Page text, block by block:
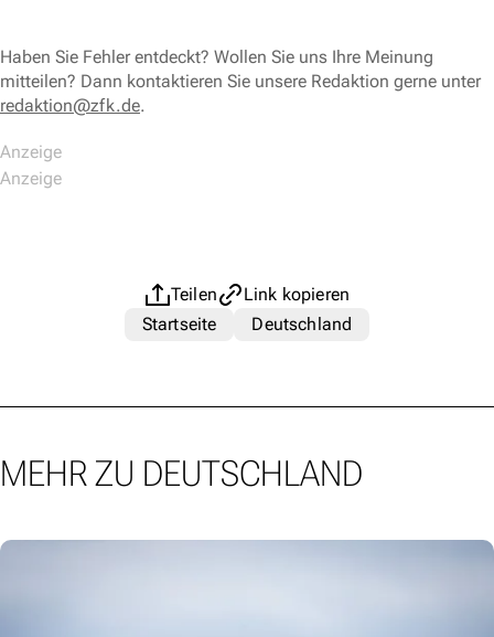
Haben Sie Fehler entdeckt? Wollen Sie uns Ihre Meinung
mitteilen? Dann kontaktieren Sie unsere Redaktion gerne unter
redaktion@zfk.de.
Teilen
Link kopieren
Startseite
Deutschland
MEHR ZU DEUTSCHLAND